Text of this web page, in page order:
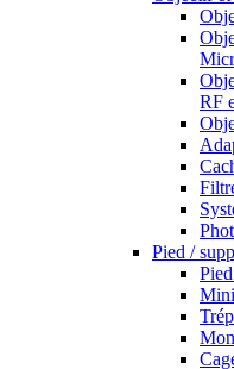
RF
Pied /